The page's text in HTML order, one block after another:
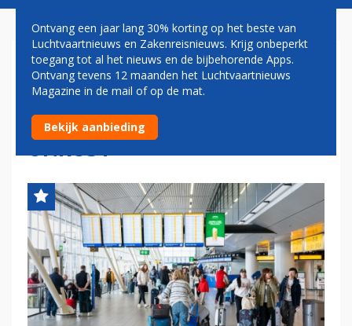
'PRIJZEN VAN VLIEGTICKETS
IN EUROPA STUKKEN
GOEDKOPER VANWEGE
ONRUST'
Ontvang een jaar lang 30% korting op het beste van
Luchtvaartnieuws en Zakenreisnieuws. Krijg onbeperkt
toegang tot al het nieuws en de bijbehorende Apps.
Ontvang tevens 12 maanden het Luchtvaartnieuws
Magazine in de mail of op de mat.
Bekijk aanbieding